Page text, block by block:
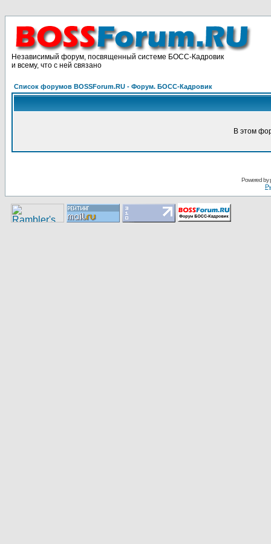
Независимый форум, посвященный системе БОСС-Кадровик
и всему, что с ней связано
Список форумов BOSSForum.RU - Форум. БОСС-Кадровик
В этом
Pоwerеd by